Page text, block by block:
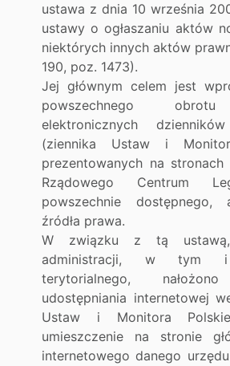
ustawa z dnia 10 września
ustawy o ogłaszaniu aktów
niektórych innych aktów
190, poz. 1473).
Jej głównym celem jest
powszechnego
elektronicznych
(ziennika Ustaw i
prezentowanych na stronach
Rządowego Centrum
powszechnie dostępnego,
źródła prawa.
W związku z tą
administracji, w tym i
terytorialnego,
udostępniania internetowej
Ustaw i Monitora
umieszczenie na stronie
internetowego danego